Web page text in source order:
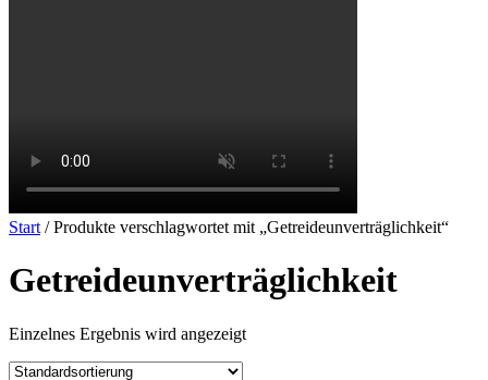
Start / Produkte verschlagwortet mit „Getreideunverträglichkeit“
Getreideunverträglichkeit
Einzelnes Ergebnis wird angezeigt